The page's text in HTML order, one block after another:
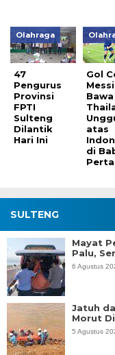
Olahraga
47
Pengurus
Provinsi
FPTI
Sulteng
Dilantik
Hari Ini
Gol
Bawa
atas
di
SULTENG
Mayat
Palu,
6 Agustus
Jatuh
Morut
5 Agustus